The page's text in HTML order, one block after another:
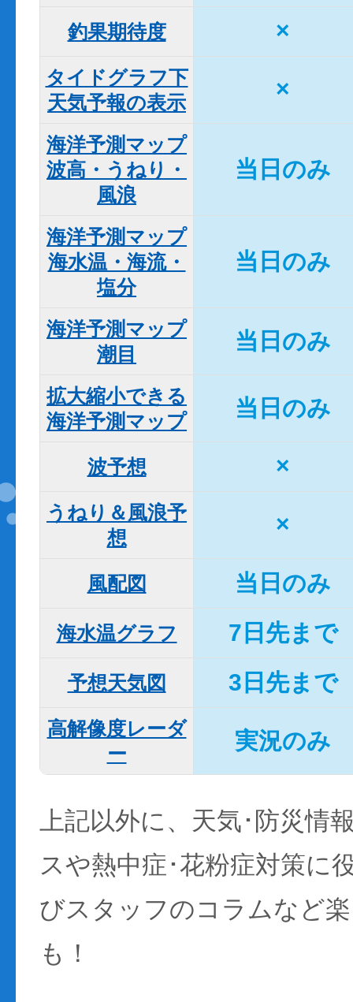
釣果期待度 ×
タイドグラフ下
天気予報の表示
×
海洋予測マップ
波高・うねり・
風浪
当日のみ
海洋予測マップ
海水温・海流・
塩分
当日のみ
海洋予測マップ
潮目
当日のみ
拡大縮小できる
海洋予測マップ
当日のみ
波予想 ×
うねり＆風浪予
想
×
風配図 当日のみ
海水温グラフ 7日先まで
予想天気図 3日先まで
高解像度レーダ
ー
実況のみ
上記以外に、天気･防災情
スや熱中症･花粉症対策に
びスタッフのコラムなど
も！